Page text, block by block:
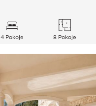
4 Pokoje 8 Pokoje